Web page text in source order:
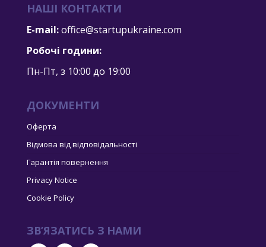
НАШІ КОНТАКТИ
E-mail:office@startupukraine.com
Робочі години:
Пн-Пт, з 10:00 дo 19:00
ДОКУМЕНТИ
Оферта
Відмова від відповідальності
Гарантія повернення
Privacy Notice
Cookie Policy
ЗВ’ЯЗАТИСЬ З НАМИ